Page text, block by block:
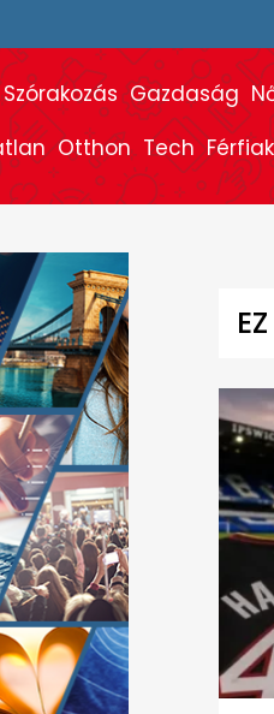
Szórakozás Gazdaság
Otthon Tech Férfiak